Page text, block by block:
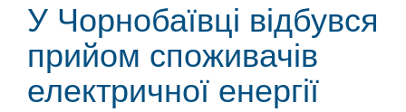
У Чорнобаївці відбувся
прийом споживачів
електричної енергії